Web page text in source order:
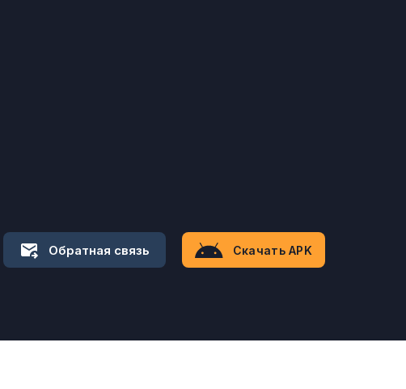
Обратная связь Скачать APK